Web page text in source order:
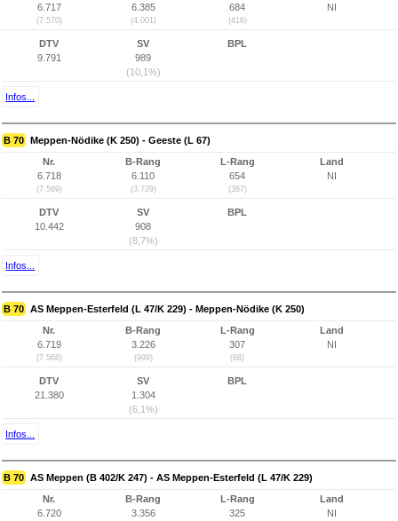
6.717
(7.570)
6.385
(4.001)
684
(416)
NI
DTV
9.791
SV
989
(10,1%)
BPL
Infos...
B 70 Meppen-Nödike (K 250) - Geeste (L 67)
Nr.
6.718
(7.569)
B-Rang
6.110
(3.729)
L-Rang
654
(387)
Land
NI
DTV
10.442
SV
908
(8,7%)
BPL
Infos...
B 70 AS Meppen-Esterfeld (L 47/K 229) - Meppen-Nödike (K 250)
Nr.
6.719
(7.568)
B-Rang
3.226
(999)
L-Rang
307
(68)
Land
NI
DTV
21.380
SV
1.304
(6,1%)
BPL
Infos...
B 70 AS Meppen (B 402/K 247) - AS Meppen-Esterfeld (L 47/K 229)
Nr.
6.720
B-Rang
3.356
L-Rang
325
Land
NI